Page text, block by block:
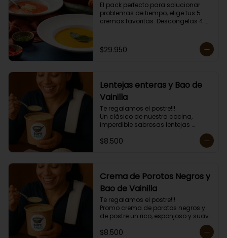
El pack perfecto para solucionar
problemas de tiempo, elige tus 5
cremas favoritas. Descongelas 4
temperatura deseada.
Envase amigable con el ambiente.
$29.950
Lentejas enteras y Bao de
Vainilla
Te regalamos el postre!!!
Un clásico de nuestra cocina,
imperdible sabrosas lentejas
enteritas con carne y arroz mas el
postre un esponjoso Bao de
Porción individual lista para servir
de 400 grs.
$8.500
Crema de Porotos Negros y
Bao de Vainilla
Te regalamos el postre!!!
Promo crema de porotos negros y
de postre un rico, esponjoso y suave
Más topping a elección y mini
$8.500